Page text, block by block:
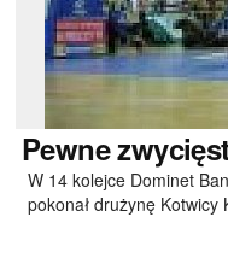
Pewne
W 14 kolejce Dominet
pokonał drużynę Kotwicy